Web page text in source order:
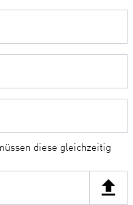
diese gleichzeitig